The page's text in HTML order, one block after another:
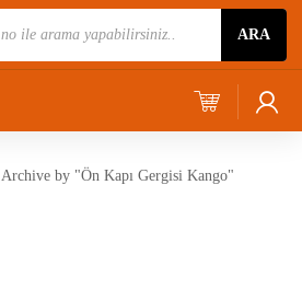
ARA
Archive by "Ön Kapı Gergisi Kango"